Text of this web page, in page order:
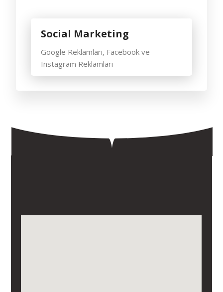
Social Marketing
Google Reklamları, Facebook ve
Instagram Reklamları